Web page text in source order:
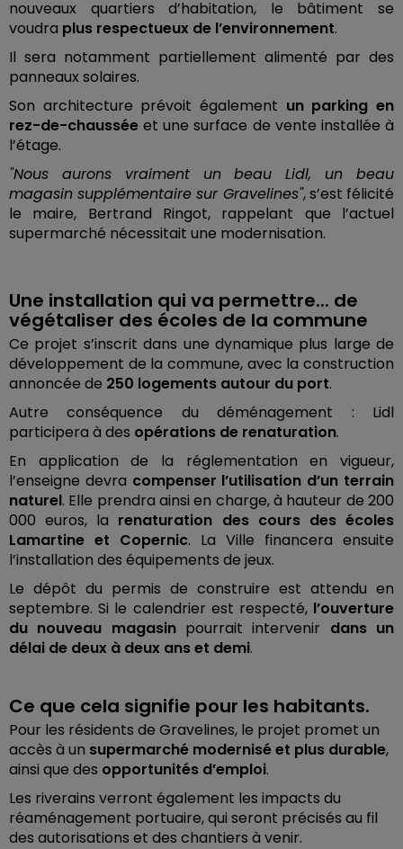
nouveaux quartiers d’habitation, le bâtiment se
voudra plus respectueux de l’environnement.
Il sera notamment partiellement alimenté par des
panneaux solaires.
Son architecture prévoit également un parking en
rez-de-chaussée et une surface de vente installée à
l’étage.
"Nous aurons vraiment un beau Lidl, un beau
magasin supplémentaire sur Gravelines", s’est félicité
le maire, Bertrand Ringot, rappelant que l’actuel
supermarché nécessitait une modernisation.
Une installation qui va permettre... de
végétaliser des écoles de la commune
Ce projet s’inscrit dans une dynamique plus large de
développement de la commune, avec la construction
annoncée de 250 logements autour du port.
Autre conséquence du déménagement : Lidl
participera à des opérations de renaturation.
En application de la réglementation en vigueur,
l’enseigne devra compenser l’utilisation d’un terrain
naturel. Elle prendra ainsi en charge, à hauteur de 200
000 euros, la renaturation des cours des écoles
Lamartine et Copernic. La Ville financera ensuite
l’installation des équipements de jeux.
Le dépôt du permis de construire est attendu en
septembre. Si le calendrier est respecté,l’ouverture
du nouveau magasinpourrait intervenir dans un
délai de deux à deux ans et demi.
Ce que cela signifie pour les habitants.
Pour les résidents de Gravelines, le projet promet un
accès à un supermarché modernisé et plus durable,
ainsi que des opportunités d’emploi.
Les riverains verront également les impacts du
réaménagement portuaire, qui seront précisés au fil
des autorisations et des chantiers à venir.